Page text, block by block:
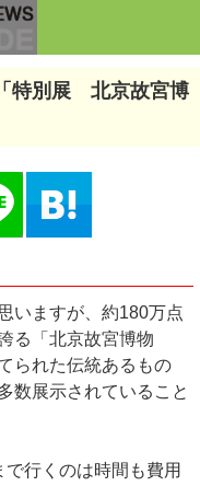
特別展 北京故宮博
いますが、約180万点
る「北京故宮博物
られた伝統あるもの
数展示されていること
行くのは時間も費用